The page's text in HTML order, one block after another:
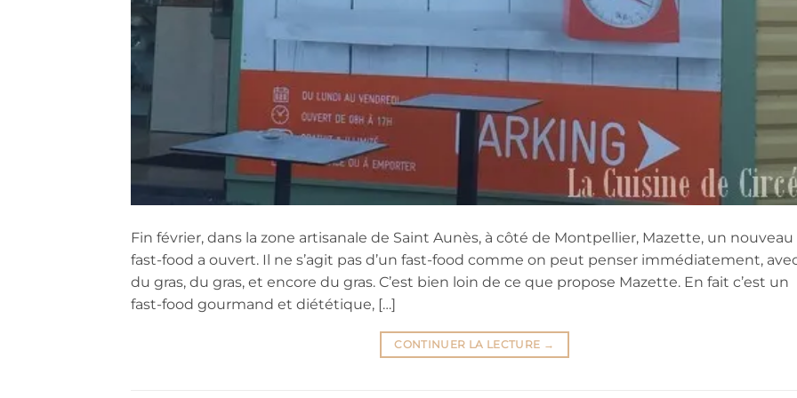
Fin février, dans la zone artisanale de Saint Aunès, à côté de Montpellier, Mazette, un nouveau
fast-food a ouvert. Il ne s’agit pas d’un fast-food comme on peut penser immédiatement,
du gras, du gras, et encore du gras. C’est bien loin de ce que propose Mazette. En fait c’est un
fast-food gourmand et diététique, […]
CONTINUER LA LECTURE →